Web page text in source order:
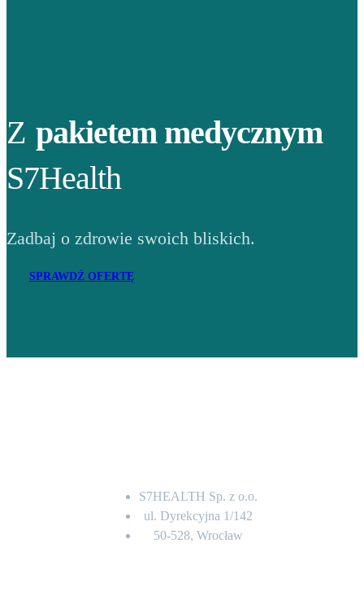
Z pakietem medycznym
S7Health
Zadbaj o zdrowie swoich bliskich.
SPRAWDŹ OFERTĘ
S7HEALTH Sp. z o.o.
ul. Dyrekcyjna 1/142
50-528, Wrocław